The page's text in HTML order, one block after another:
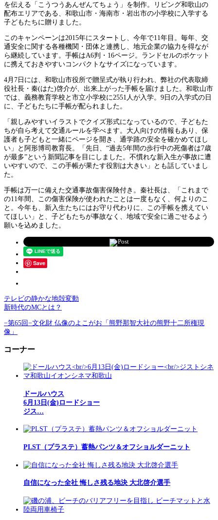
を伝える「こうつうあんぜんてちょう」を制作。リビング和歌山の
配布エリアである、和歌山市・海南市・岩出市の小学校に入学する
子どもたちに贈りました。
このキャンペーンは2015年にスタートし、今年で11年目。毎年、交
通安全に関する各種機関・団体と連携し、地元企業の協力を得なが
ら継続しています。手帳はA6判・16ページ。ランドセルのポケット
に携えておきやすいコンパクトなサイズになっています。
4月7日には、和歌山市役所で贈呈式が執り行われ、弊社の代表取締
役社長・秦(はた)啓介が、出来上がった手帳を届けました。和歌山市
では、義務教育学校と市立小学校に2551人が入学。9日の入学式の日
に、子どもたちに手帳が配られました。
「親しみやすいイラストでクイズ形式になっているので、子どもた
ちが自ら考えて交通ルールを学べます。大人向けの情報もあり、保
護者も子どもと一緒にページを開き、通学路の安全を確かめてほし
い」と阿形博司教育長。「先日、“過去5年間の歩行中の死傷者は7歳
が最多”という新聞記事を目にしました。不慣れな新入生が事故に遭
いやすいので、この手帳が果たす役割は大きい」とも話していまし
た。
手帳は万一に備えた交通事故傷害保険付き。秦社長は、「これまで
の11年間、この傷害保険が使われたことは一度もなく、何よりのこ
と。今年も、新入生たちにはお守り代わりに、この手帳を携えてい
てほしい」と、子どもたちが事故なく、地域で安全に過ごせるよう
願いを込めました。
Post
Save
テレビの静かな地殻変動
新時代のMCとは？
−第65回−文化財 仏像のよこがお「熊野那智大社の熊野十二所権現
像」
コーナー
ドールハウス
6月13日(金)ロードショー
ジス…
PLST（プラステ）蓄熱パンツ＆オフショルダーニット
自信になった全社 悔しさ残る地決 大北啓介選手